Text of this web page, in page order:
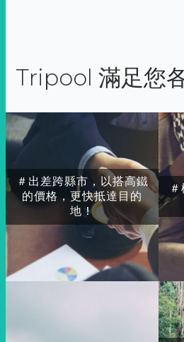
Tripool 滿足您
＃出差跨縣市，以搭高鐵
的價格，更快抵達目的
地！